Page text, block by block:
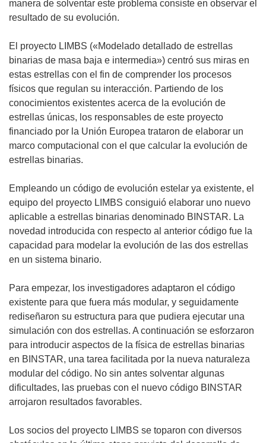
manera de solventar este problema consiste en observar el
resultado de su evolución.
El proyecto LIMBS («Modelado detallado de estrellas
binarias de masa baja e intermedia») centró sus miras en
estas estrellas con el fin de comprender los procesos
físicos que regulan su interacción. Partiendo de los
conocimientos existentes acerca de la evolución de
estrellas únicas, los responsables de este proyecto
financiado por la Unión Europea trataron de elaborar un
marco computacional con el que calcular la evolución de
estrellas binarias.
Empleando un código de evolución estelar ya existente, el
equipo del proyecto LIMBS consiguió elaborar uno nuevo
aplicable a estrellas binarias denominado BINSTAR. La
novedad introducida con respecto al anterior código fue la
capacidad para modelar la evolución de las dos estrellas
en un sistema binario.
Para empezar, los investigadores adaptaron el código
existente para que fuera más modular, y seguidamente
rediseñaron su estructura para que pudiera ejecutar una
simulación con dos estrellas. A continuación se esforzaron
para introducir aspectos de la física de estrellas binarias
en BINSTAR, una tarea facilitada por la nueva naturaleza
modular del código. No sin antes solventar algunas
dificultades, las pruebas con el nuevo código BINSTAR
arrojaron resultados favorables.
Los socios del proyecto LIMBS se toparon con diversos